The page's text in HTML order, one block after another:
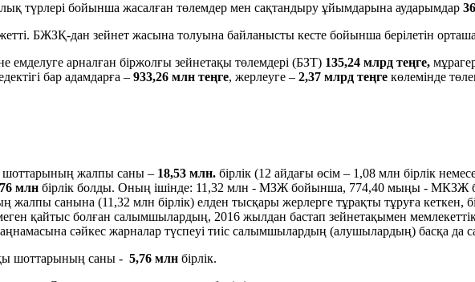
түрлері бойынша жасалған төлемдер мен сақтандыру ұйымдарына аударымдар
БЖЗҚ-дан зейнет жасына толуына байланысты кесте бойынша берілетін
арналған біржолғы зейнетақы төлемдері (БЗТ) 135,24 млрд теңге,
бар адамдарға – 933,26 млн теңге, жерлеуге – 2,37 млрд теңге көлемінде
шоттарының жалпы саны – 18,53 млн. бірлік (12 айдағы өсім – 1,08 млн бірлік
млн бірлік болды. Оның ішінде: 11,32 млн - МЗЖ бойынша, 774,40 мыңы -
жалпы санына (11,32 млн бірлік) елден тысқары жерлерге тұрақты тұруға кеткен,
қайтыс болған салымшылардың, 2016 жылдан бастап зейнетақымен
сәйкес жарналар түспеуі тиіс салымшылардың (алушылардың) басқа да
шоттарының саны - 5,76 млн бірлік.